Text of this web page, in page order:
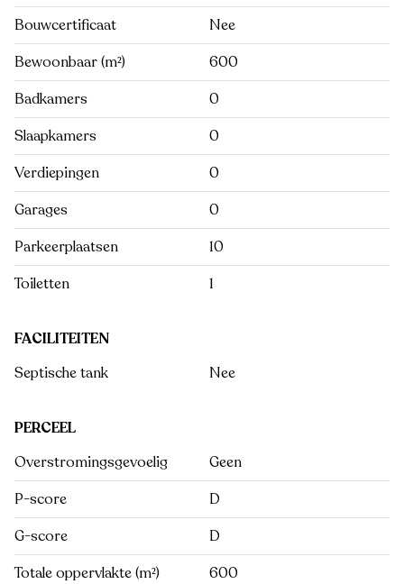
Bouwcertificaat
Nee
Bewoonbaar (m²)
600
Badkamers
0
Slaapkamers
0
Verdiepingen
0
Garages
0
Parkeerplaatsen
10
Toiletten
1
FACILITEITEN
Septische tank
Nee
PERCEEL
Overstromingsgevoelig
Geen
P-score
D
G-score
D
Totale oppervlakte (m²)
600